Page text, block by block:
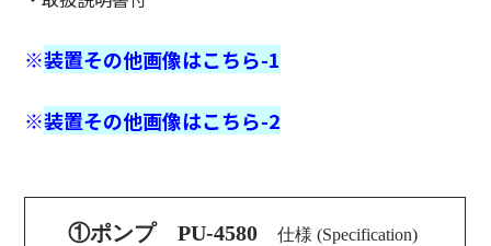
※装置その他画像はこちら-1
※装置その他画像はこちら-2
①ポンプ PU-4580 仕様 (Specification)